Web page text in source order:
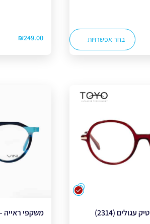
בחר אפשרויות ₪249.00
(2314)
צבע
משקפי ראייה –